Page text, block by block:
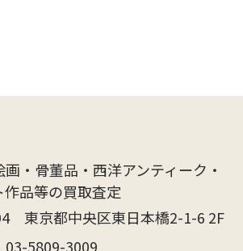
・骨董品・西洋アンティーク・
作品等の買取査定
東京都中央区東日本橋2-1-6 2F
03-5809-3009